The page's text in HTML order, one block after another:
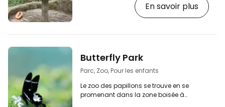
grands parcs ornithologiques du monde
et il possède ce que l'on appelle la plus
https://www.booking.com/city/my/kuala-
lumpur.en.html?aid=2397605;label=p-kl…
En savoir plus
Butterfly Park
Parc, Zoo, Pour les enfants
Le zoo des papillons se trouve en se
promenant dans la zone boisée à